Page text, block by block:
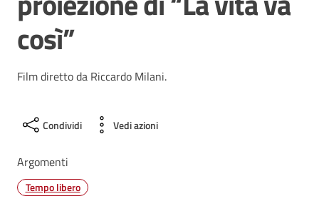
così”
Film diretto da Riccardo Milani.
Condividi Vedi azioni
Argomenti
Tempo libero